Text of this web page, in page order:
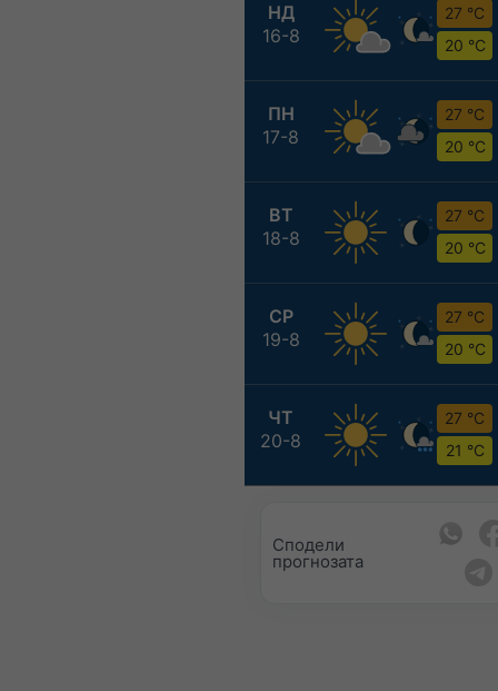
НД
16-8
27 °C
20 °C
ПН
17-8
27 °C
20 °C
ВТ
18-8
27 °C
20 °C
СР
19-8
27 °C
20 °C
ЧТ
20-8
27 °C
21 °C
Сподели
прогнозата